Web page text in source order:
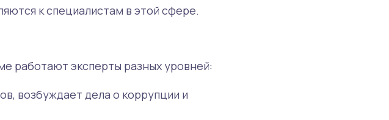
к специалистам в этой сфере.
работают эксперты разных уровней:
возбуждает дела о коррупции и